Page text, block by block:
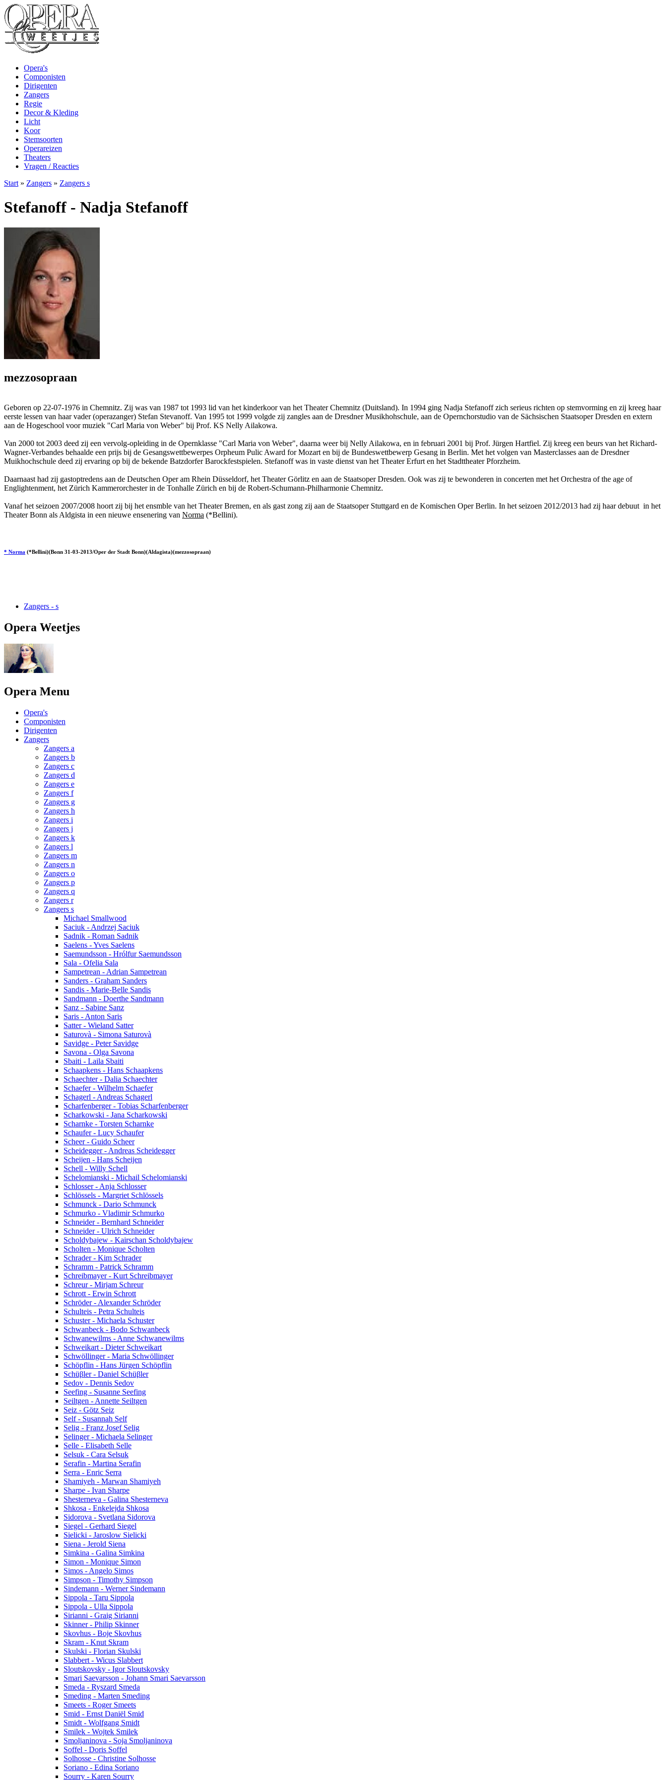
Opera's
Componisten
Dirigenten
Zangers
Regie
Decor & Kleding
Licht
Koor
Stemsoorten
Operareizen
Theaters
Vragen / Reacties
Start » Zangers » Zangers s
Stefanoff - Nadja Stefanoff
mezzosopraan
Geboren op 22-07-1976 in Chemnitz. Zij was van 1987 tot 1993 lid van het kinderkoor van het Theater Chemnitz (Duitsland). In 1994 ging Nadja Stefanoff zich serieus richten op stemvorming en zij kreeg haar
eerste lessen van haar vader (operazanger) Stefan Stevanoff. Van 1995 tot 1999 volgde zij zangles aan de Dresdner Musikhohschule, aan de Opernchorstudio van de Sächsischen Staatsoper Dresden en extern
aan de Hogeschool voor muziek "Carl Maria von Weber" bij Prof. KS Nelly Ailakowa.
Van 2000 tot 2003 deed zij een vervolg-opleiding in de Opernklasse "Carl Maria von Weber", daarna weer bij Nelly Ailakowa, en in februari 2001 bij Prof. Jürgen Hartfiel. Zij kreeg een beurs van het Richard-
Wagner-Verbandes behaalde een prijs bij de Gesangswettbewerpes Orpheum Pulic Award for Mozart en bij de Bundeswettbewerp Gesang in Berlin. Met het volgen van Masterclasses aan de Dresdner
Muikhochschule deed zij ervaring op bij de bekende Batzdorfer Barockfestspielen. Stefanoff was in vaste dienst van het Theater Erfurt en het Stadttheater Pforzheim.
Daarnaast had zij gastoptredens aan de Deutschen Oper am Rhein Düsseldorf, het Theater Görlitz en aan de Staatsoper Dresden. Ook was zij te bewonderen in concerten met het Orchestra of the age of
Englightenment, het Zürich Kammerorchester in de Tonhalle Zürich en bij de Robert-Schumann-Philharmonie Chemnitz.
Vanaf het seizoen 2007/2008 hoort zij bij het ensmble van het Theater Bremen, en als gast zong zij aan de Staatsoper Stuttgard en de Komischen Oper Berlin. In het seizoen 2012/2013 had zij haar debuut in het
Theater Bonn als Aldgista in een nieuwe ensenering van Norma (*Bellini).
* Norma (*Bellini)(Bonn 31-03-2013/Oper der Stadt Bonn)(Aldagista)(mezzosopraan)
Zangers - s
Opera Weetjes
Opera Menu
Opera's
Componisten
Dirigenten
Zangers
Zangers a
Zangers b
Zangers c
Zangers d
Zangers e
Zangers f
Zangers g
Zangers h
Zangers i
Zangers j
Zangers k
Zangers l
Zangers m
Zangers n
Zangers o
Zangers p
Zangers q
Zangers r
Zangers s
Michael Smallwood
Saciuk - Andrzej Saciuk
Sadnik - Roman Sadnik
Saelens - Yves Saelens
Saemundsson - Hrólfur Saemundsson
Sala - Ofelia Sala
Sampetrean - Adrian Sampetrean
Sanders - Graham Sanders
Sandis - Marie-Belle Sandis
Sandmann - Doerthe Sandmann
Sanz - Sabine Sanz
Saris - Anton Saris
Satter - Wieland Satter
Saturovà - Simona Saturovà
Savidge - Peter Savidge
Savona - Olga Savona
Sbaiti - Laila Sbaiti
Schaapkens - Hans Schaapkens
Schaechter - Dalia Schaechter
Schaefer - Wilhelm Schaefer
Schagerl - Andreas Schagerl
Scharfenberger - Tobias Scharfenberger
Scharkowski - Jana Scharkowski
Scharnke - Torsten Scharnke
Schaufer - Lucy Schaufer
Scheer - Guido Scheer
Scheidegger - Andreas Scheidegger
Scheijen - Hans Scheijen
Schell - Willy Schell
Schelomianski - Michail Schelomianski
Schlosser - Anja Schlosser
Schlössels - Margriet Schlössels
Schmunck - Dario Schmunck
Schmurko - Vladimir Schmurko
Schneider - Bernhard Schneider
Schneider - Ulrich Schneider
Scholdybajew - Kairschan Scholdybajew
Scholten - Monique Scholten
Schrader - Kim Schrader
Schramm - Patrick Schramm
Schreibmayer - Kurt Schreibmayer
Schreur - Mirjam Schreur
Schrott - Erwin Schrott
Schröder - Alexander Schröder
Schulteis - Petra Schulteis
Schuster - Michaela Schuster
Schwanbeck - Bodo Schwanbeck
Schwanewilms - Anne Schwanewilms
Schweikart - Dieter Schweikart
Schwöllinger - Maria Schwöllinger
Schöpflin - Hans Jürgen Schöpflin
Schüβler - Daniel Schüβler
Sedov - Dennis Sedov
Seefing - Susanne Seefing
Seiltgen - Annette Seiltgen
Seiz - Götz Seiz
Self - Susannah Self
Selig - Franz Josef Selig
Selinger - Michaela Selinger
Selle - Elisabeth Selle
Selsuk - Cara Selsuk
Serafin - Martina Serafin
Serra - Enric Serra
Shamiyeh - Marwan Shamiyeh
Sharpe - Ivan Sharpe
Shesterneva - Galina Shesterneva
Shkosa - Enkelejda Shkosa
Sidorova - Svetlana Sidorova
Siegel - Gerhard Siegel
Sielicki - Jaroslow Sielicki
Siena - Jerold Siena
Simkina - Galina Simkina
Simon - Monique Simon
Simos - Angelo Simos
Simpson - Timothy Simpson
Sindemann - Werner Sindemann
Sippola - Taru Sippola
Sippola - Ulla Sippola
Sirianni - Graig Sirianni
Skinner - Philip Skinner
Skovhus - Boje Skovhus
Skram - Knut Skram
Skulski - Florian Skulski
Slabbert - Wicus Slabbert
Sloutskovsky - Igor Sloutskovsky
Smari Saevarsson - Johann Smari Saevarsson
Smeda - Ryszard Smeda
Smeding - Marten Smeding
Smeets - Roger Smeets
Smid - Ernst Daniël Smid
Smidt - Wolfgang Smidt
Smilek - Wojtek Smilek
Smoljaninova - Soja Smoljaninova
Soffel - Doris Soffel
Solhosse - Christine Solhosse
Soriano - Edina Soriano
Sourry - Karen Sourry